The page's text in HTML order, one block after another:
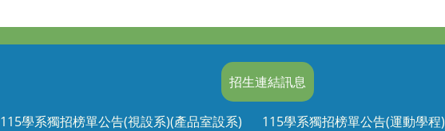
招生連結訊息
115學系獨招榜單公告(視設系)(產品室設系) 115學系獨招榜單公告(運動學程)